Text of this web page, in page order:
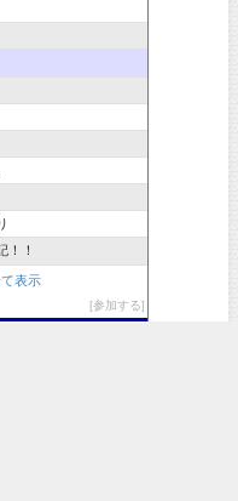
！！
表示
参加する